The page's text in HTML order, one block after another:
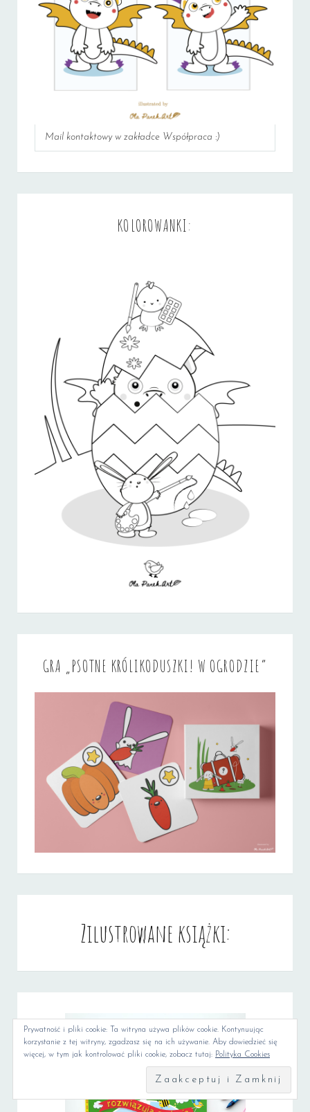
Mail kontaktowy w zakładce Współpraca :)
KOLOROWANKI:
GRA „PSOTNE KRÓLIKODUSZKI! W OGRODZIE”
Zilustrowane książki:
Prywatność i pliki cookie: Ta witryna używa plików cookie. Kontynuując
korzystanie z tej witryny, zgadzasz się na ich używanie. Aby dowiedzieć się
więcej, w tym jak kontrolować pliki cookie, zobacz tutaj: Polityka Cookies